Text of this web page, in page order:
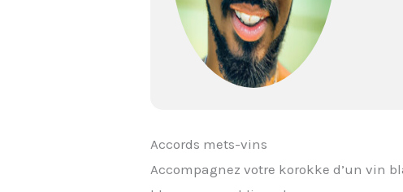
Accords mets-vins
Accompagnez votre korokke d’un vin